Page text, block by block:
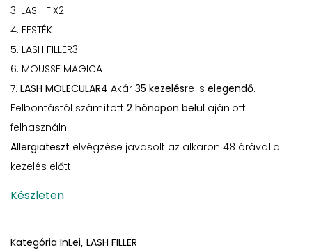
3. LASH FIX2
4. FESTÉK
5. LASH FILLER3
6. MOUSSE MAGICA
7. LASH MOLECULAR4 Akár 35 kezelésre is elegendő.
Felbontástól számított 2 hónapon belül ajánlott
felhasználni.
Allergiateszt elvégzése javasolt az alkaron 48 órával a
kezelés előtt!
Készleten
Kategória InLei LASH FILLER